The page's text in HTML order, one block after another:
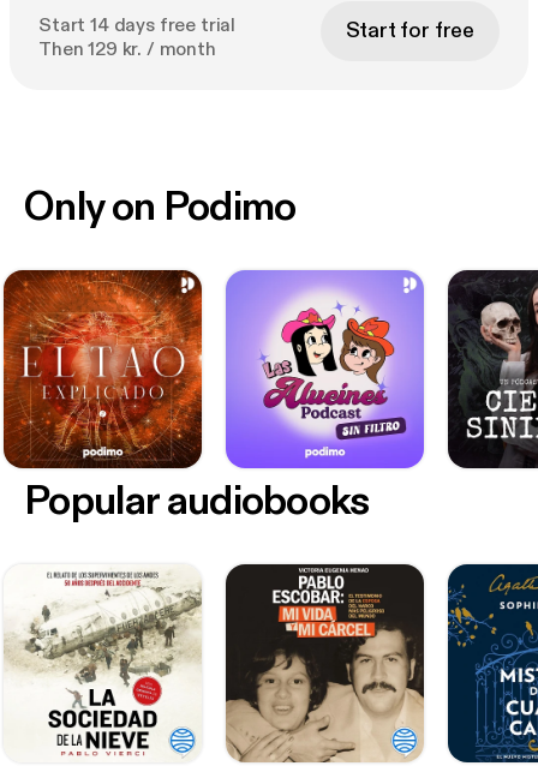
Start 14 days free trial
Then 129 kr. / month
Start for free
Only on Podimo
Popular audiobooks